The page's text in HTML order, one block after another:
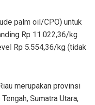
palm oil/CPO) untuk
Rp 11.022,36/kg
Rp 5.554,36/kg (tidak
merupakan provinsi
Sumatra Utara,